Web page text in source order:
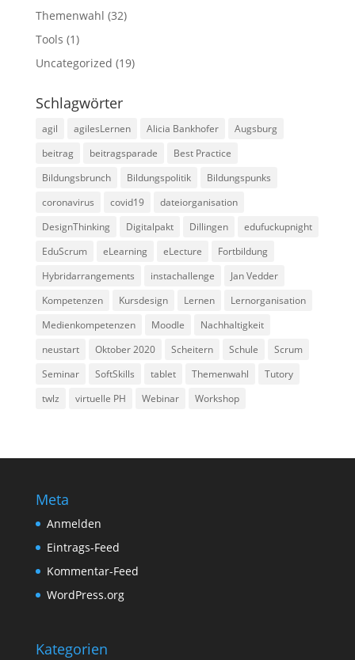
Themenwahl (32)
Tools (1)
Uncategorized (19)
Schlagwörter
agil agilesLernen Alicia Bankhofer
Augsburg
beitrag
beitragsparade
Best Practice
Bildungsbrunch
Bildungspolitik
Bildungspunks
coronavirus
covid19
dateiorganisation
DesignThinking
Digitalpakt Dillingen
edufuckupnight
EduScrum
eLearning eLecture
Fortbildung
Hybridarrangements
instachallenge
Jan Vedder
Kompetenzen
Kursdesign Lernen
Lernorganisation
Medienkompetenzen
Moodle
Nachhaltigkeit
neustart
Oktober 2020 Scheitern Schule
Scrum
Seminar
SoftSkills tablet Themenwahl
Tutory
twlz
virtuelle PH Webinar Workshop
Meta
Anmelden
Eintrags-Feed
Kommentar-Feed
WordPress.org
Kategorien